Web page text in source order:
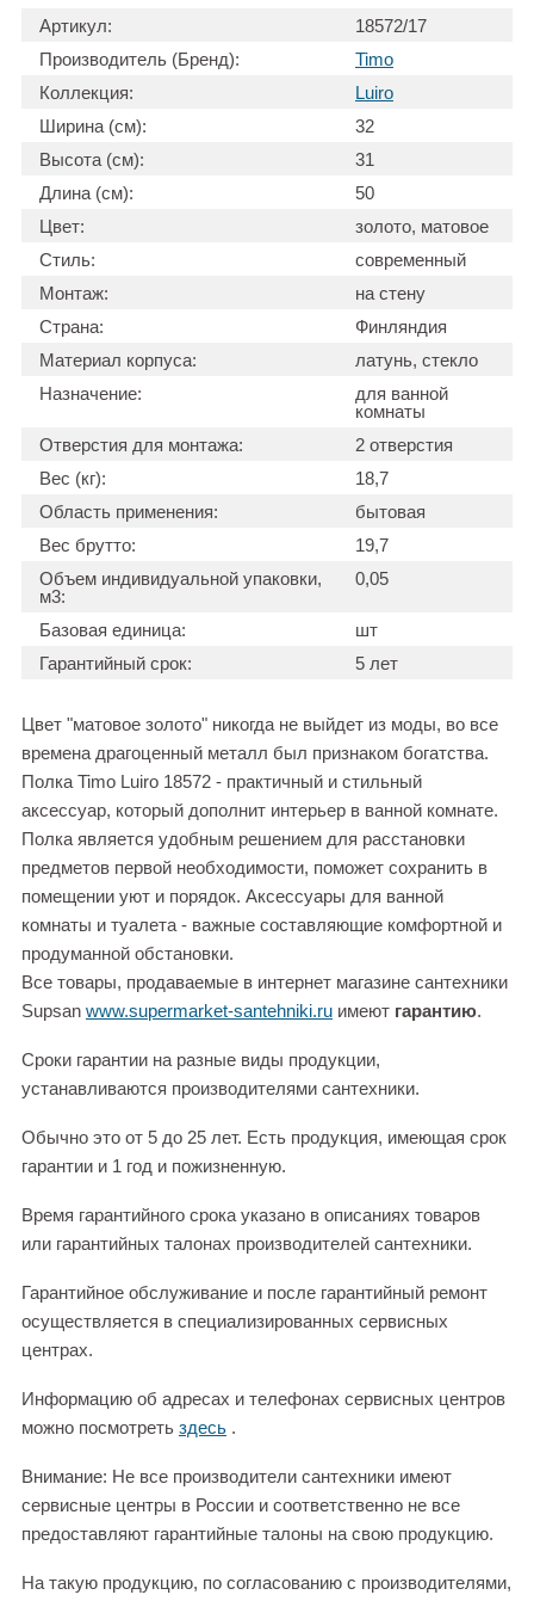
Артикул:
18572/17
Производитель (Бренд):
Timo
Коллекция:
Luiro
Ширина (см):
32
Высота (см):
31
Длина (см):
50
Цвет:
золото, матовое
Стиль:
современный
Монтаж:
на стену
Страна:
Финляндия
Материал корпуса:
латунь, стекло
Назначение:
для ванной
комнаты
Отверстия для монтажа:
2 отверстия
Вес (кг):
18,7
Область применения:
бытовая
Вес брутто:
19,7
Объем индивидуальной упаковки,
м3:
0,05
Базовая единица:
шт
Гарантийный срок:
5 лет
Цвет "матовое золото" никогда не выйдет из моды, во все
времена драгоценный металл был признаком богатства.
Полка Timo Luiro 18572 - практичный и стильный
аксессуар, который дополнит интерьер в ванной комнате.
Полка является удобным решением для расстановки
предметов первой необходимости, поможет сохранить в
помещении уют и порядок. Аксессуары для ванной
комнаты и туалета - важные составляющие комфортной и
продуманной обстановки.
Все товары, продаваемые в интернет магазине сантехники
Supsan www.supermarket-santehniki.ru имеют гарантию.
Сроки гарантии на разные виды продукции,
устанавливаются производителями сантехники.
Обычно это от 5 до 25 лет. Есть продукция, имеющая срок
гарантии и 1 год и пожизненную.
Время гарантийного срока указано в описаниях товаров
или гарантийных талонах производителей сантехники.
Гарантийное обслуживание и после гарантийный ремонт
осуществляется в специализированных сервисных
центрах.
Информацию об адресах и телефонах сервисных центров
можно посмотреть здесь .
Внимание: Не все производители сантехники имеют
сервисные центры в России и соответственно не все
предоставляют гарантийные талоны на свою продукцию.
На такую продукцию, по согласованию с производителями,